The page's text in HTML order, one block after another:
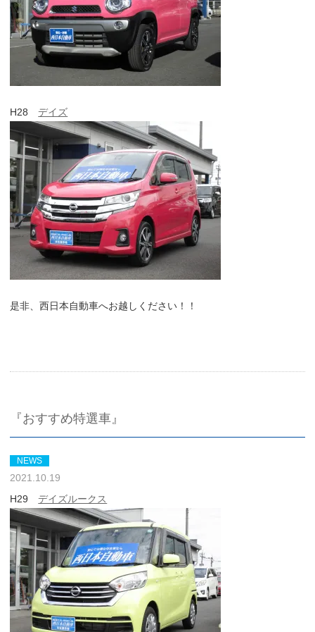
H28デイズ
是非、西日本自動車へお越しください！！
『おすすめ特選車』
NEWS
2021.10.19
H29デイズルークス